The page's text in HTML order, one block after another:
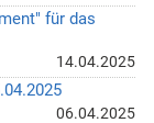
für das
14.04.2025
06.04.2025